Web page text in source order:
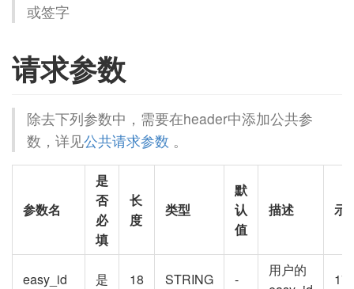
或签字
请求参数
除去下列参数中，需要在header中添加公共参
数，详见公共请求参数 。
参数名
是
否
必
填
长
度
类型
默
认
值
描述 示
easy_id 是 18 STRING -
用户的